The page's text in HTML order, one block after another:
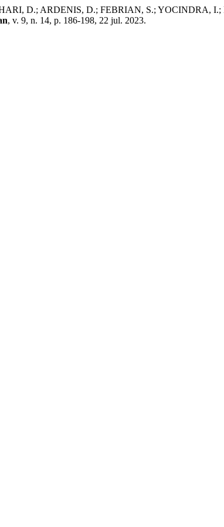
D.; ARDENIS, D.; FEBRIAN, S.; YOCINDRA, I.;
, v. 9, n. 14, p. 186-198, 22 jul. 2023.